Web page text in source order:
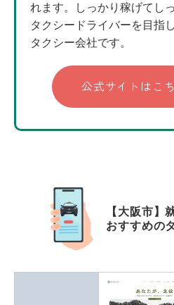
れます。しっかり稼げてし
タクシードライバーを目指
タクシー会社です。
公式サイトはこ
【大阪市】
おすすめの